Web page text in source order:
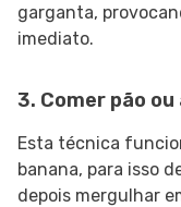
garganta,
imediato.
3. Comer pão
Esta técnica
banana, para isso
depois mergulhar